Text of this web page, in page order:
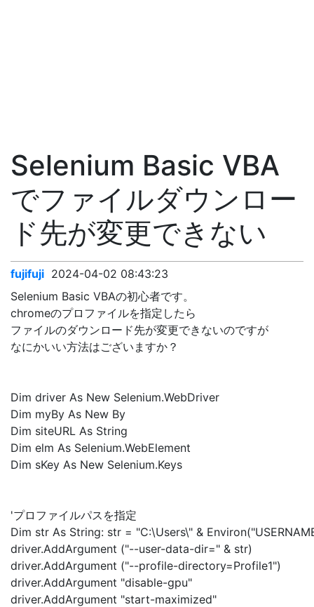
Selenium Basic VBA
でファイルダウンロー
ド先が変更できない
fujifuji 2024-04-02 08:43:23
Selenium Basic VBAの初心者です。
chromeのプロファイルを指定したら
ファイルのダウンロード先が変更できないのですが
なにかいい方法はございますか？
Dim driver As New Selenium.WebDriver
Dim myBy As New By
Dim siteURL As String
Dim elm As Selenium.WebElement
Dim sKey As New Selenium.Keys
'プロファイルパスを指定
Dim str As String: str = "C:\Users\" &
driver.AddArgument ("--user-data-dir=" & str)
driver.AddArgument ("--profile-directory=Profile1")
driver.AddArgument "disable-gpu"
driver.AddArgument "start-maximized"